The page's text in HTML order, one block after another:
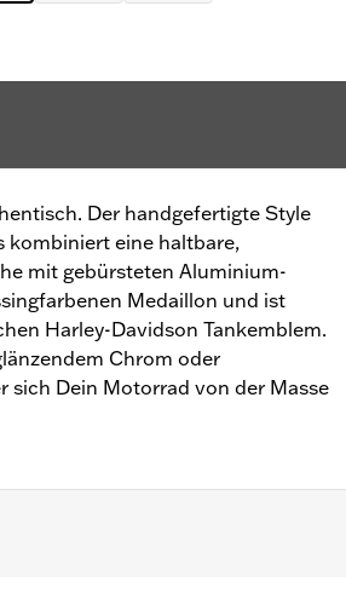
Der handgefertigte Style
kombiniert eine haltbare,
mit gebürsteten Aluminium-
Medaillon und ist
Harley-Davidson Tankemblem.
Chrom oder
sich Dein Motorrad von der Masse